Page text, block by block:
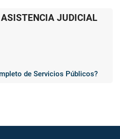
ASISTENCIA JUDICIAL
de Servicios Públicos?